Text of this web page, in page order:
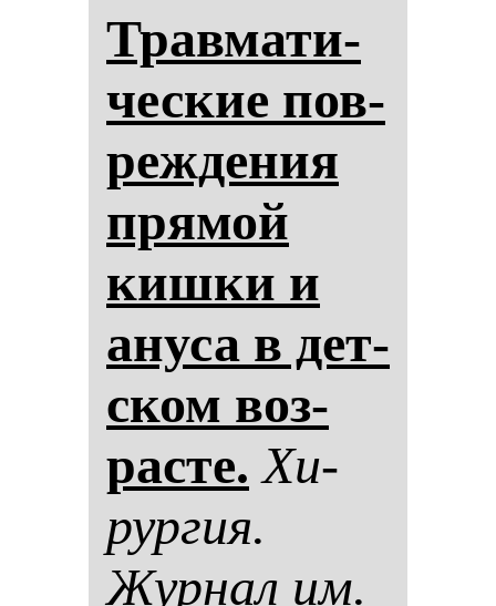
Трав­ма­ти­
чес­кие пов­
реж­де­ния
пря­мой
киш­ки и
ану­са в дет­
ском воз­
рас­те. Хи­
рур­гия.
Жур­нал им.